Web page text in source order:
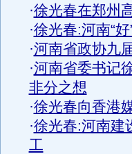
·徐光春在郑州
·徐光春:河南“好
·河南省政协九
·河南省委书记
非分之想
·徐光春向香港
·徐光春:河南建
工